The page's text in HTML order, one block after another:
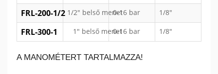
FRL-200-1/2 1/2" belső menet0-16 bar 1/8"
FRL-300-1 1" belső menet0-16 bar 1/8"
A MANOMÉTERT TARTALMAZZA!